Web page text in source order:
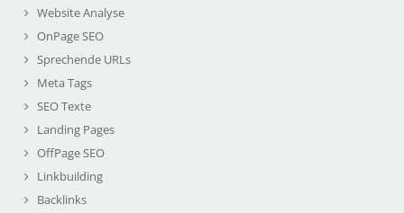
Website Analyse
OnPage SEO
Sprechende URLs
Meta Tags
SEO Texte
Landing Pages
OffPage SEO
Linkbuilding
Backlinks